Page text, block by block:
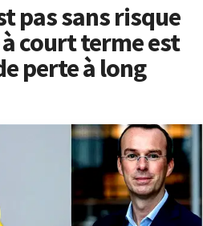
pas sans risque
court terme est
perte à long